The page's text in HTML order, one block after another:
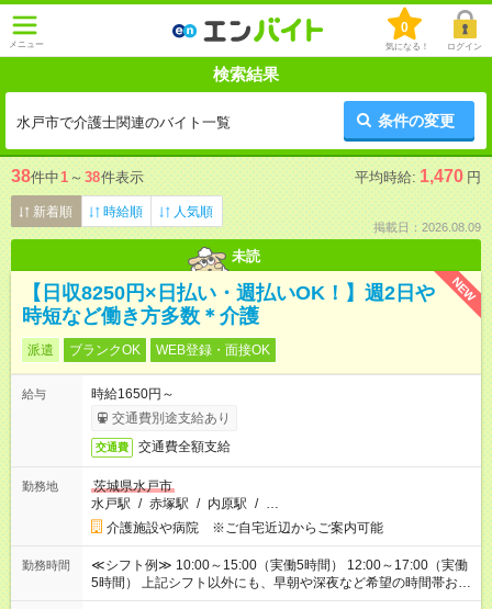
メニュー
0
気になる！ ログイン
検索結果
水戸市で介護士関連のバイト一覧 条件の変更
38件中1 ～ 38件表示 平均時給: 1,470 円
新着順 時給順 人気順
掲載日：2026.08.09
未読
NEW
【日収8250円×日払い・週払いOK！】週2日や
時短など働き方多数＊介護
派遣 ブランクOK WEB登録・面接OK
給与
時給1650円～
交通費別途支給あり
交通費 交通費全額支給
勤務地
茨城県水戸市
水戸駅 / 赤塚駅 / 内原駅 / …
介護施設や病院 ※ご自宅近辺からご案内可能
勤務時間
≪シフト例≫ 10:00～15:00（実働5時間） 12:00～17:00（実働
5時間） 上記シフト以外にも、早朝や深夜など希望の時間帯お聞
かせください！ 事前に担当からヒアリングもしますので、ご安